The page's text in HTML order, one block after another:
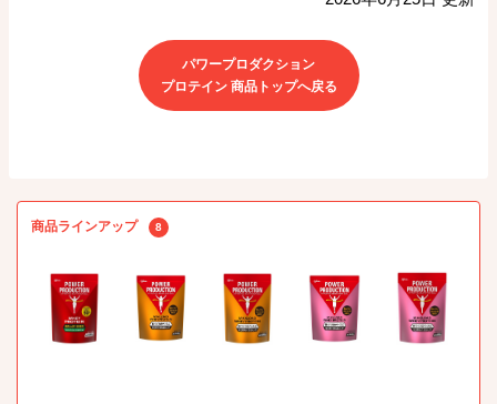
パワープロダクション
プロテイン 商品トップへ戻る
商品ラインアップ 8